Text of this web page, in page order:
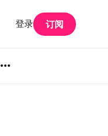
登录 订阅